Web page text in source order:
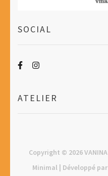
SOCIAL
ATELIER
Copyright © 2026
Minimal | Développé par